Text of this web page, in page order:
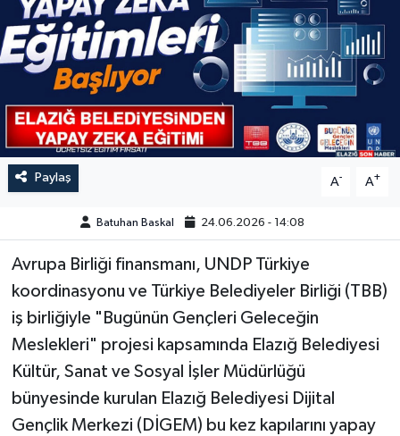
Paylaş A- A+
Batuhan Baskal 24.06.2026 - 14:08
Avrupa Birliği finansmanı, UNDP Türkiye
koordinasyonu ve Türkiye Belediyeler Birliği (TBB)
iş birliğiyle "Bugünün Gençleri Geleceğin
Meslekleri" projesi kapsamında Elazığ Belediyesi
Kültür, Sanat ve Sosyal İşler Müdürlüğü
bünyesinde kurulan Elazığ Belediyesi Dijital
Gençlik Merkezi (DİGEM) bu kez kapılarını yapay
HABERDE İNSAN
KÜLTÜR-SANAT
MAGAZİN
MEDYA
POLİTİKA
SAĞLIK
SİYASET
SPOR
TEKNOLOJİ